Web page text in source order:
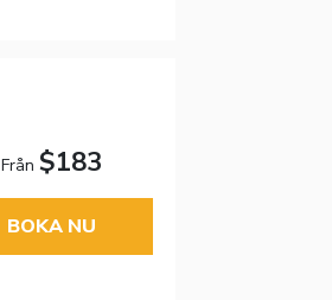
Från$183
BOKA NU